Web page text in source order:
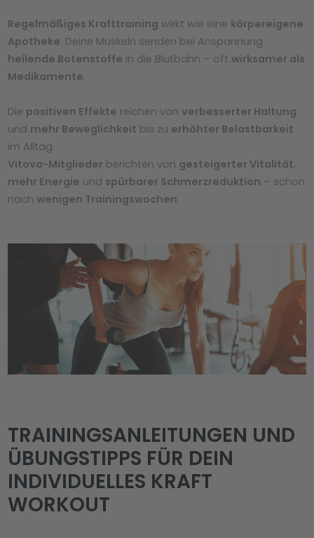
Regelmäßiges Krafttraining wirkt wie eine körpereigene
Apotheke. Deine Muskeln senden bei Anspannung
heilende Botenstoffe in die Blutbahn – oftwirksamer als
Medikamente.
Die positiven Effekte reichen vonverbesserter Haltung
und mehr Beweglichkeit bis zu erhöhter Belastbarkeit
im Alltag.
Vitova-Mitglieder berichten von gesteigerter Vitalität,
mehr Energie und spürbarer Schmerzreduktion – schon
nachwenigen Trainingswochen.
TRAININGSANLEITUNGEN UND
ÜBUNGSTIPPS FÜR DEIN
INDIVIDUELLES KRAFT
WORKOUT